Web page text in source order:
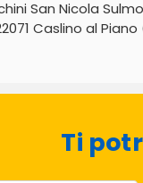
San Nicola
Caslino al Piano
Ti